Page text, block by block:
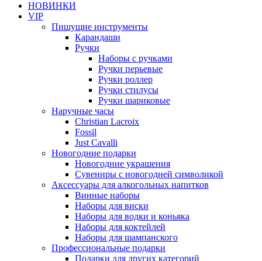
НОВИНКИ
VIP
Пишущие инструменты
Карандаши
Ручки
Наборы с ручками
Ручки перьевые
Ручки роллер
Ручки стилусы
Ручки шариковые
Наручные часы
Christian Lacroix
Fossil
Just Cavalli
Новогодние подарки
Новогодние украшения
Сувениры с новогодней символикой
Аксессуары для алкогольных напитков
Винные наборы
Наборы для виски
Наборы для водки и коньяка
Наборы для коктейлей
Наборы для шампанского
Профессиональные подарки
Подарки для других категорий